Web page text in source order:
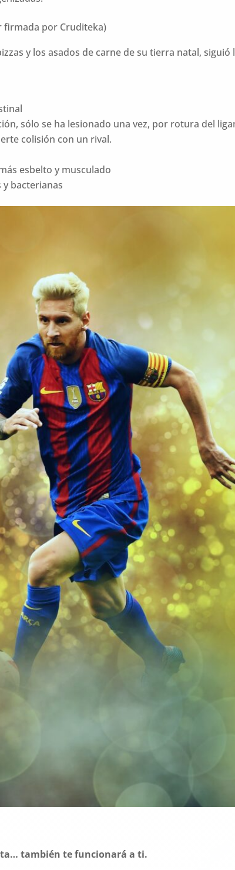
firmada por Cruditeka)
y los asados de carne de su tierra natal,
sólo se ha lesionado una vez, por rotura del
colisión con un rival.
esbelto y musculado
bacterianas
también te funcionará a ti.